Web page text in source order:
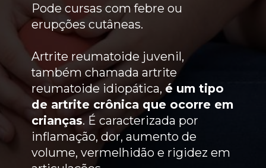
Pode cursas com febre ou
erupções cutâneas.
Artrite reumatoide juvenil,
também chamada artrite
reumatoide idiopática, é um tipo
de artrite crônica que ocorre em
crianças. É caracterizada por
inflamação, dor, aumento de
volume, vermelhidão e rigidez em